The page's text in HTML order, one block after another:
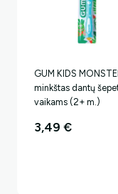
GUM KIDS
minkštas dantų
vaikams (2+ m.)
3,49€
Ne,